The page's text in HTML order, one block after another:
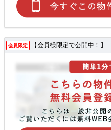
会員限定 【会員様限定で公開中！】